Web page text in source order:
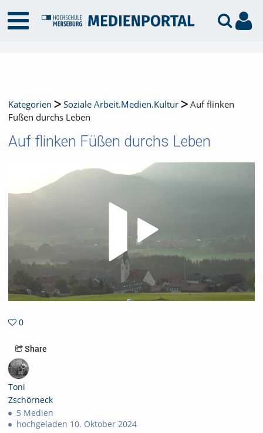
Kategorien Soziale Arbeit.Medien.Kultur
Auf flinken
Füßen durchs Leben
Auf flinken Füßen durchs Leben
0
Share
Toni
Zschörneck
5 Medien
hochgeladen 10. Oktober 2024